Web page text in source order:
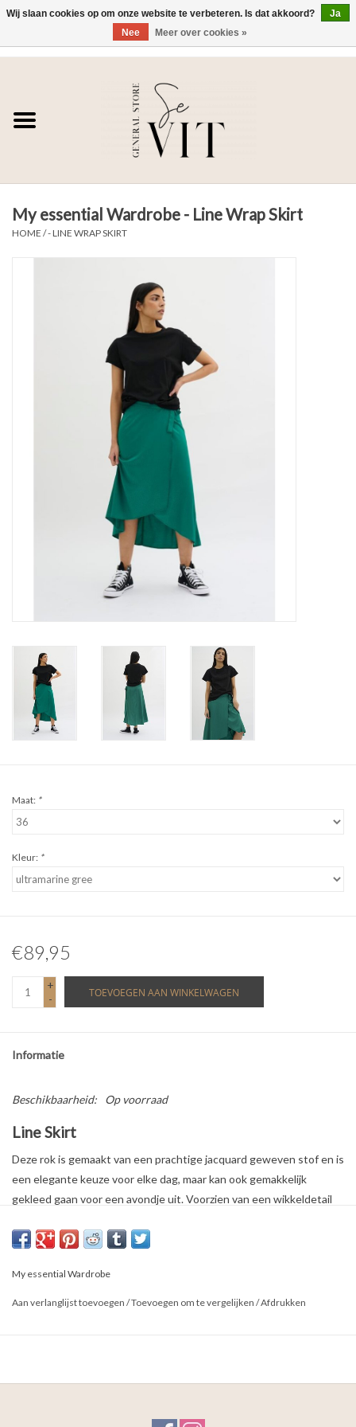
SE VIT
HEREN
WONEN
My essential Wardrobe - Line Wrap Skirt
HOME /- LINE WRAP SKIRT
Maat: *
Kleur: *
€89,95
+
-
TOEVOEGEN AAN WINKELWAGEN
Informatie
Beschikbaarheid: Op voorraad
Line Skirt
Deze rok is gemaakt van een prachtige jacquard geweven stof en is
een elegante keuze voor elke dag, maar kan ook gemakkelijk
gekleed gaan voor een avondje uit. Voorzien van een wikkeldetail
Pasvorm: A-shape
Samenstelling : 75% Viscose, 25% Polyester
Materiaal & verzorging:
My essential Wardrobe
Aan verlanglijst toevoegen /Toevoegen om te vergelijken /Afdrukken
Wij slaan cookies op om onze website te verbeteren. Is dat akkoord?
Ja
Nee
Meer over cookies »